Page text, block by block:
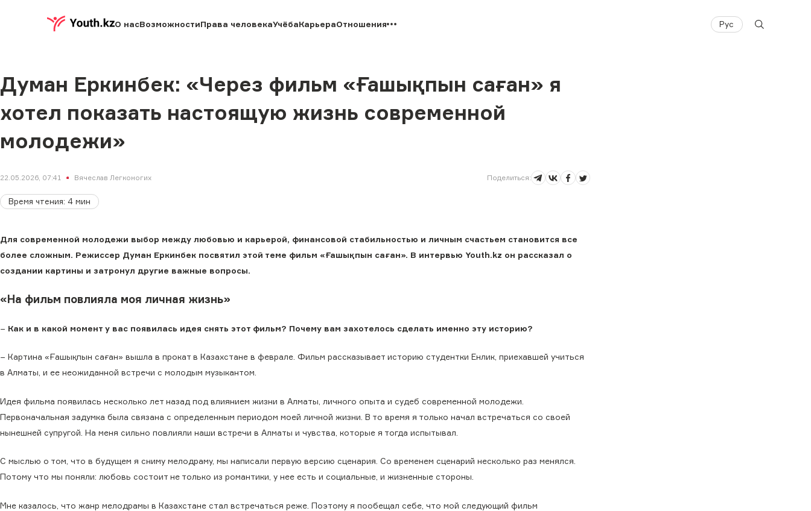
О насВозможностиПрава человекаУчёбаКарьераОтношения Рус
Думан Еркинбек: «Через фильм «Ғашықпын саған» я
хотел показать настоящую жизнь современной
молодежи»
22.05.2026, 07:41 Вячеслав Легконогих Поделиться:
Время чтения: 4 мин
Для современной молодежи выбор между любовью и карьерой, финансовой стабильностью и личным счастьем становится все
более сложным. Режиссер Думан Еркинбек посвятил этой теме фильм «Ғашықпын саған». В интервью Youth.kz он рассказал о
создании картины и затронул другие важные вопросы.
«На фильм повлияла моя личная жизнь»
− Как и в какой момент у вас появилась идея снять этот фильм? Почему вам захотелось сделать именно эту историю?
− Картина «Ғашықпын саған» вышла в прокат в Казахстане в феврале. Фильм рассказывает историю студентки Енлик, приехавшей учиться
в Алматы, и ее неожиданной встречи с молодым музыкантом.
Идея фильма появилась несколько лет назад под влиянием жизни в Алматы, личного опыта и судеб современной молодежи.
Первоначальная задумка была связана с определенным периодом моей личной жизни. В то время я только начал встречаться со своей
нынешней супругой. На меня сильно повлияли наши встречи в Алматы и чувства, которые я тогда испытывал.
С мыслью о том, что в будущем я сниму мелодраму, мы написали первую версию сценария. Со временем сценарий несколько раз менялся.
Потому что мы поняли: любовь состоит не только из романтики, у нее есть и социальные, и жизненные стороны.
Мне казалось, что жанр мелодрамы в Казахстане стал встречаться реже. Поэтому я пообещал себе, что мой следующий фильм